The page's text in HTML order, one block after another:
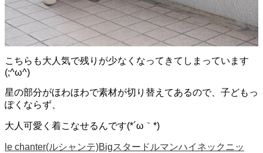
こちらも大人気で残りが少なくなってきてしまっています
(;^ω^)
星の部分がほわほわで素材が切り替えてあるので、子どもっ
ぽくならず、
大人可愛く着こなせるんです(*´ω｀*)
le chanter(ルシャンテ)Bigスタードルマンハイネックニッ